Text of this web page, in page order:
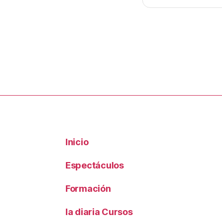
Inicio
Espectáculos
Formación
la diaria Cursos